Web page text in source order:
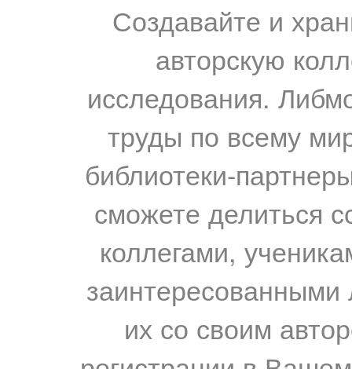
Создавайте и
авторскую
исследования.
труды по всему
библиотеки-
сможете делиться
коллегами,
их со своим